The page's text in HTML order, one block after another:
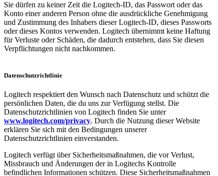
Sie dürfen zu keiner Zeit die Logitech-ID, das Passwort oder das
Konto einer anderen Person ohne die ausdrückliche Genehmigung
und Zustimmung des Inhabers dieser Logitech-ID, dieses Passworts
oder dieses Kontos verwenden. Logitech übernimmt keine Haftung
für Verluste oder Schäden, die dadurch entstehen, dass Sie diesen
Verpflichtungen nicht nachkommen.
Datenschutzrichtlinie
Logitech respektiert den Wunsch nach Datenschutz und schützt die
persönlichen Daten, die du uns zur Verfügung stellst. Die
Datenschutzrichtlinien von Logitech finden Sie unter
www.logitech.com/privacy. Durch die Nutzung dieser Website
erklären Sie sich mit den Bedingungen unserer
Datenschutzrichtlinien einverstanden.
Logitech verfügt über Sicherheitsmaßnahmen, die vor Verlust,
Missbrauch und Änderungen der in Logitechs Kontrolle
befindlichen Informationen schützen. Diese Sicherheitsmaßnahmen